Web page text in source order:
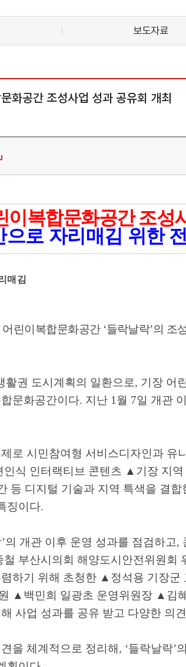
보도자료
화공간 조성사업 성과 공유회 개최
이복합문화공간 조성
로 자리매김 위한
매김
어린이복합문화공간 ‘들락날락’의 조
활권 도시계획의 일환으로, 기장 어
문화공간이다. 지난 1 월 7일 개관
로 시민참여형 서비스디자인과 유
인식 인터랙티브 콘텐츠 ▲ 기장 지
등 디지털 기술과 지역 특색을 결
징이다.
’의 개관 이후 운영 성과를 점검하고,
철 부산시의회 해양도시안전위원회
하기 위해 초청한 ▲ 정석용 기장군
▲ 백민희 일광초 운영위원장 ▲ 김
사업 성과를 공유 받고 다양한 의
을 체계적으로 정리해 , ‘들락날락’